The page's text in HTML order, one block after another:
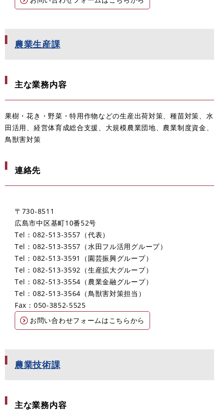
農業生産課
主な業務内容
果樹・花き・野菜・特用作物などの生産出荷対策、種苗対策、水
田活用、経営体育成総合支援、大規模農業団地、農業制度資金、
鳥獣害対策
連絡先
〒730-8511
広島市中区基町10番52号
Tel：082-513-3557
代表
Tel：082-513-3557
水田フル活用グループ
Tel：082-513-3591
園芸振興グループ
Tel：082-513-3592
生産拡大グループ
Tel：082-513-3554
農業金融グループ
Tel：082-513-3564
鳥獣害対策担当
Fax：050-3852-5525
お問い合わせフォームはこちらから
農業技術課
主な業務内容